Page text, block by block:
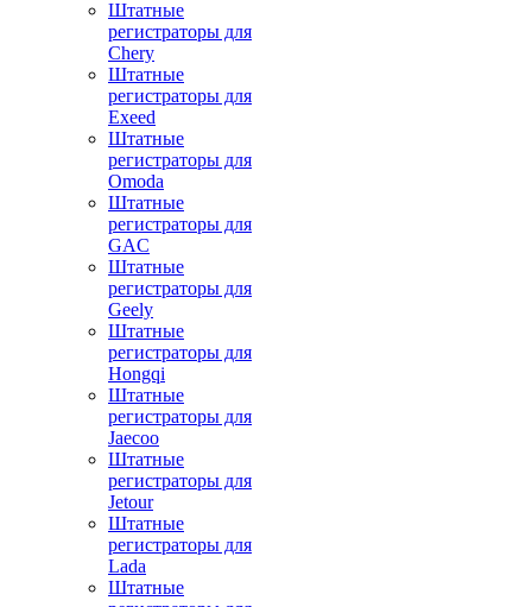
Штатные
регистраторы для
Chery
Штатные
регистраторы для
Exeed
Штатные
регистраторы для
Omoda
Штатные
регистраторы для
GAC
Штатные
регистраторы для
Geely
Штатные
регистраторы для
Hongqi
Штатные
регистраторы для
Jaecoo
Штатные
регистраторы для
Jetour
Штатные
регистраторы для
Lada
Штатные